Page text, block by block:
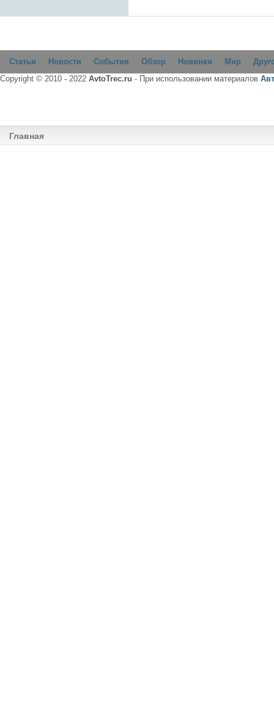
Статьи Новости События Обзор Новинки Мир
Copyright © 2010 - 2022 AvtoTrec.ru - При использовании материалов
Главная